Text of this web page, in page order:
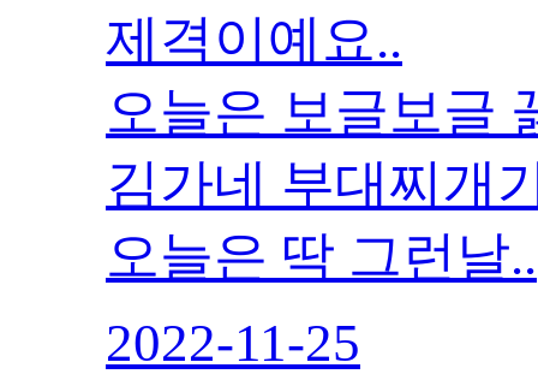
제격이예요..
오늘은 보글보글
김가네 부대찌개
오늘은 딱 그런날..
2022-11-25